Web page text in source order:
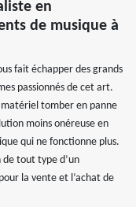
en
de musique à
fait échapper des grands
passionnés de cet art.
matériel tomber en panne
moins onéreuse en
qui ne fonctionne plus.
de tout type d’un
la vente et l’achat de